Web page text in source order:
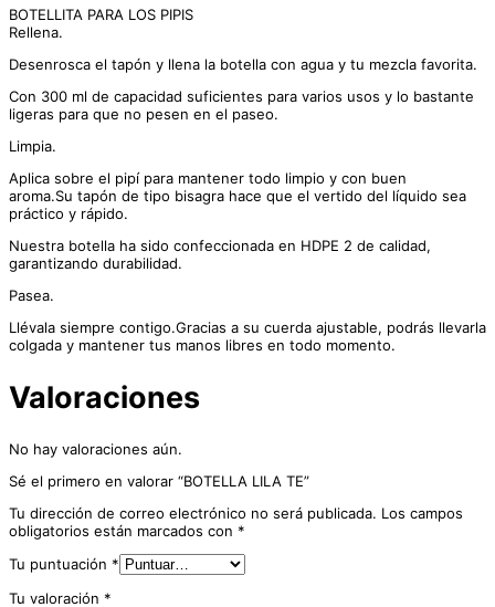
BOTELLITA PARA LOS PIPIS
Rellena.
Desenrosca el tapón y llena la botella con agua y tu mezcla favorita.
Con 300 ml de capacidad suficientes para varios usos y lo bastante
ligeras para que no pesen en el paseo.
Limpia.
Aplica sobre el pipí para mantener todo limpio y con buen
aroma.Su tapón de tipo bisagra hace que el vertido del líquido sea
práctico y rápido.
Nuestra botella ha sido confeccionada en HDPE 2 de calidad,
garantizando durabilidad.
Pasea.
Llévala siempre contigo.Gracias a su cuerda ajustable, podrás llevarla
colgada y mantener tus manos libres en todo momento.
Valoraciones
No hay valoraciones aún.
Sé el primero en valorar “BOTELLA LILA TE”
Tu dirección de correo electrónico no será publicada. Los campos
obligatorios están marcados con *
Tu puntuación *
Tu valoración *